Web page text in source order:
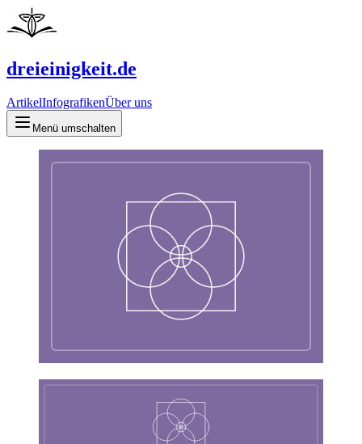
dreieinigkeit.de
ArtikelInfografikenÜber uns
Menü umschalten